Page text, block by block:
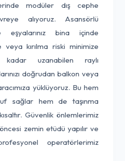
modüler dış cephe
alıyoruz. Asansörlü
eşyalarınız bina içinde
veya kırılma riski minimize
uzanabilen raylı
doğrudan balkon veya
yüklüyoruz. Bu hem
sağlar hem de taşınma
Güvenlik önlemlerimiz
zemin etüdü yapılır ve
operatörlerimiz